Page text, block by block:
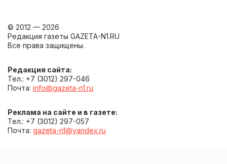
© 2012 — 2026
Редакция газеты GAZETA-N1.RU
Все права защищены.
Редакция сайта:
Тел.: +7 (3012) 297-046
Почта: info@gazeta-n1.ru
Реклама на сайте и в газете:
Тел.: +7 (3012) 297-057
Почта: gazeta-n1@yandex.ru